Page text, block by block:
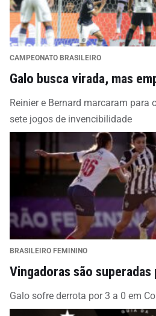
CAMPEONATO BRASILEIRO
Galo busca virada, mas
Reinier e Bernard marcaram para
sete jogos de invencibilidade
BRASILEIRO FEMININO
Vingadoras são superadas
Galo sofre derrota por 3 a 0 em